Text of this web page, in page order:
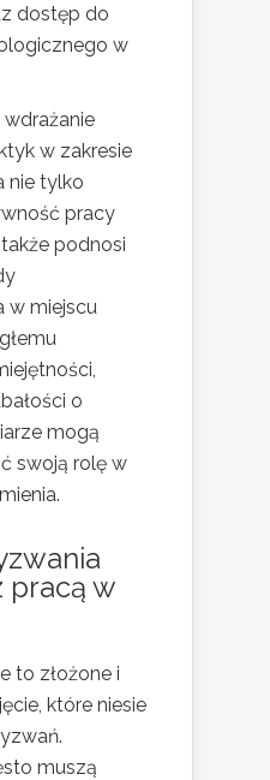
dostęp do
w
w zakresie
nie tylko
pracy
podnosi
w miejscu
o
mogą
swoją rolę w
pracą w
to złożone i
które niesie
muszą